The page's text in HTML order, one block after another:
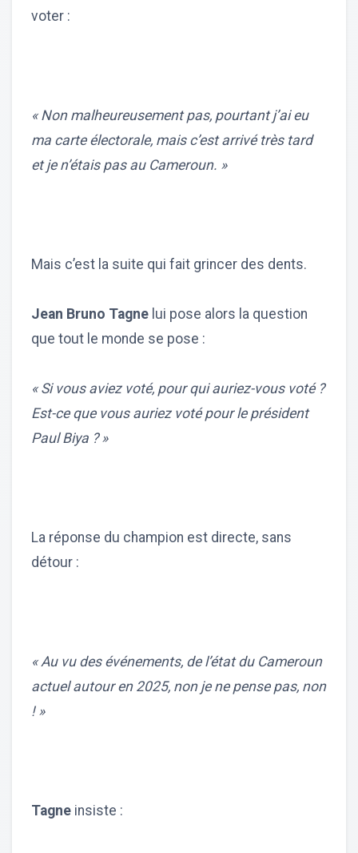
voter :
« Non malheureusement pas, pourtant j’ai eu
ma carte électorale, mais c’est arrivé très tard
et je n’étais pas au Cameroun. »
Mais c’est la suite qui fait grincer des dents.
Jean Bruno Tagne lui pose alors la question
que tout le monde se pose :
« Si vous aviez voté, pour qui auriez-vous voté ?
Est-ce que vous auriez voté pour le président
Paul Biya ? »
La réponse du champion est directe, sans
détour :
« Au vu des événements, de l’état du Cameroun
actuel autour en 2025, non je ne pense pas, non
! »
Tagne insiste :